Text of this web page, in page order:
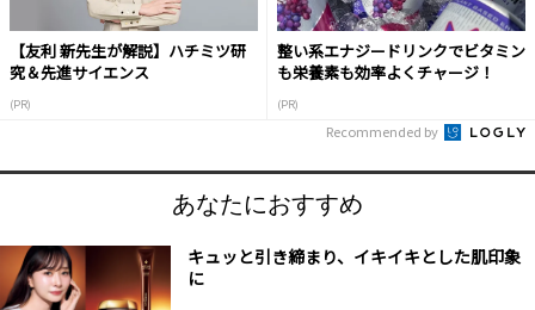
【友利 新先生が解説】ハチミツ研
究＆先進サイエンス
(PR)
整い系エナジードリンクでビタミン
も栄養素も効率よくチャージ！
(PR)
Recommended by
あなたにおすすめ
キュッと引き締まり、イキイキとした肌印象
に